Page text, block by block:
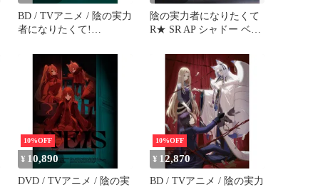
BD / TVアニメ / 陰の実力
者になりたくて!
陰の実力者になりたくて
R★ SR AP シャドー ベー
10%OFF
¥ 10,890
DVD / TVアニメ / 陰の実
10%OFF
¥ 12,870
BD / TVアニメ / 陰の実力